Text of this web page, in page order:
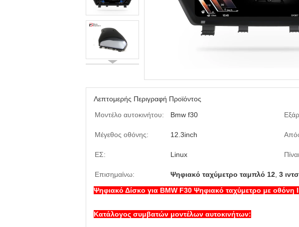
Λεπτομερής Περιγραφή Προϊόντος
Μοντέλο αυτοκινήτου:
Bmw f30
Μέγεθος οθόνης: 12.3inch
ΕΣ: Linux
Επισημαίνω: Ψηφιακό ταχύμετρο ταμπλό 12 3
Ψηφιακό Δίσκο για BMW F30 Ψηφιακό ταχύμετρο με οθόνη
Κατάλογος συμβατών μοντέλων αυτοκινήτων: